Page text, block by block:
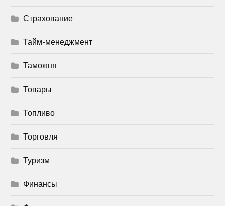
Страхование
Тайм-менеджмент
Таможня
Товары
Топливо
Торговля
Туризм
Финансы